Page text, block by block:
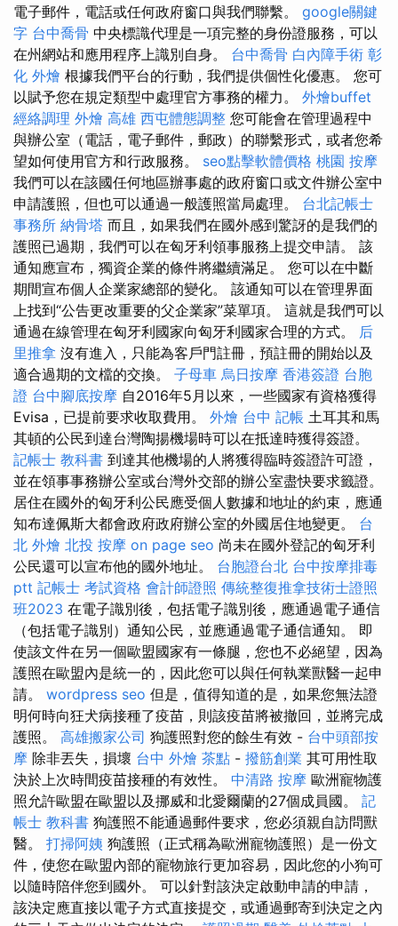
電子郵件，電話或任何政府窗口與我們聯繫。 google關鍵
字 台中喬骨 中央標識代理是一項完整的身份證服務，可以
在州網站和應用程序上識別自身。 台中喬骨 白內障手術 彰
化 外燴 根據我們平台的行動，我們提供個性化優惠。 您可
以賦予您在規定類型中處理官方事務的權力。 外燴buffet
經絡調理 外燴 高雄 西屯體態調整 您可能會在管理過程中
與辦公室（電話，電子郵件，郵政）的聯繫形式，或者您希
望如何使用官方和行政服務。 seo點擊軟體價格 桃園 按摩
我們可以在該國任何地區辦事處的政府窗口或文件辦公室中
申請護照，但也可以通過一般護照當局處理。 台北記帳士
事務所 納骨塔 而且，如果我們在國外感到驚訝的是我們的
護照已過期，我們可以在匈牙利領事服務上提交申請。 該
通知應宣布，獨資企業的條件將繼續滿足。 您可以在中斷
期間宣布個人企業家總部的變化。 該通知可以在管理界面
上找到“公告更改重要的父企業家”菜單項。 這就是我們可以
通過在線管理在匈牙利國家向匈牙利國家合理的方式。 后
里推拿 沒有進入，只能為客戶門註冊，預註冊的開始以及
適合過期的文檔的交換。 子母車 烏日按摩 香港簽證 台胞
證 台中腳底按摩 自2016年5月以來，一些國家有資格獲得
Evisa，已提前要求收取費用。 外燴 台中 記帳 土耳其和馬
其頓的公民到達台灣陶揚機場時可以在抵達時獲得簽證。
記帳士 教科書 到達其他機場的人將獲得臨時簽證許可證，
並在領事事務辦公室或台灣外交部的辦公室盡快要求籤證。
居住在國外的匈牙利公民應受個人數據和地址的約束，應通
知布達佩斯大都會政府政府辦公室的外國居住地變更。 台
北 外燴 北投 按摩 on page seo 尚未在國外登記的匈牙利
公民還可以宣布他的國外地址。 台胞證台北 台中按摩排毒
ptt 記帳士 考試資格 會計師證照 傳統整復推拿技術士證照
班2023 在電子識別後，包括電子識別後，應通過電子通信
（包括電子識別）通知公民，並應通過電子通信通知。 即
使該文件在另一個歐盟國家有一條腿，您也不必絕望，因為
護照在歐盟內是統一的，因此您可以與任何執業獸醫一起申
請。 wordpress seo 但是，值得知道的是，如果您無法證
明何時向狂犬病接種了疫苗，則該疫苗將被撤回，並將完成
護照。 高雄搬家公司 狗護照對您的餘生有效 - 台中頭部按
摩 除非丟失，損壞 台中 外燴 茶點 - 撥筋創業 其可用性取
決於上次時間疫苗接種的有效性。 中清路 按摩 歐洲寵物護
照允許歐盟在歐盟以及挪威和北愛爾蘭的27個成員國。 記
帳士 教科書 狗護照不能通過郵件要求，您必須親自訪問獸
醫。 打掃阿姨 狗護照（正式稱為歐洲寵物護照）是一份文
件，使您在歐盟內部的寵物旅行更加容易，因此您的小狗可
以隨時陪伴您到國外。 可以針對該決定啟動申請的申請，
該決定應直接以電子方式直接提交，或通過郵寄到決定之內